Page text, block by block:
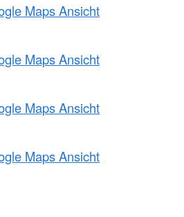
Maps Ansicht
Maps Ansicht
Maps Ansicht
Maps Ansicht